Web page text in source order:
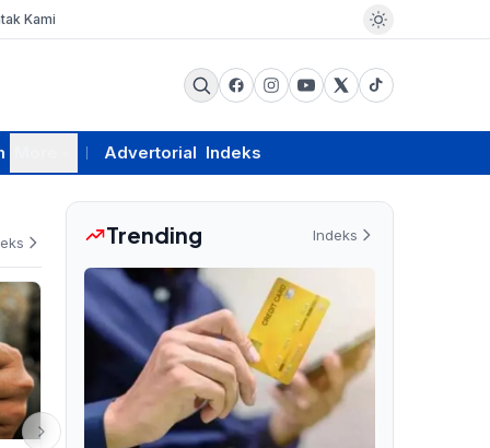
Kami
Advertorial Indeks
Trending Indeks